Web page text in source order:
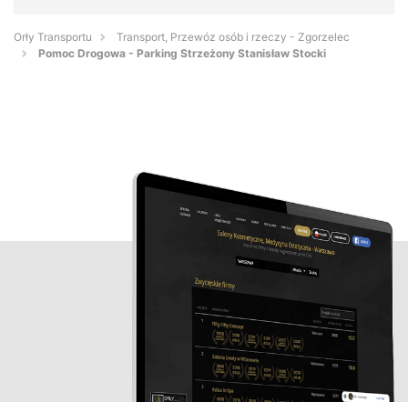
Orły Transportu
Transport, Przewóz osób i rzeczy - Zgorzelec
Pomoc Drogowa - Parking Strzeżony Stanisław Stocki